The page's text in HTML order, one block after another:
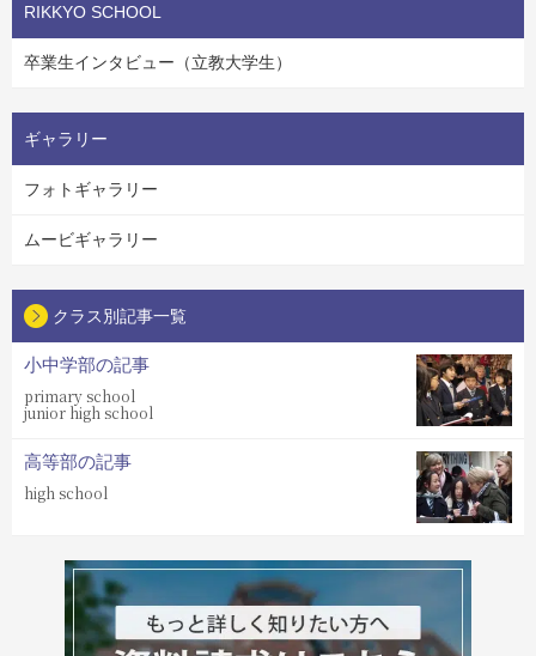
RIKKYO SCHOOL
卒業生インタビュー（立教大学生）
ギャラリー
フォトギャラリー
ムービギャラリー
クラス別記事一覧
小中学部の記事
primary school
junior high school
高等部の記事
high school